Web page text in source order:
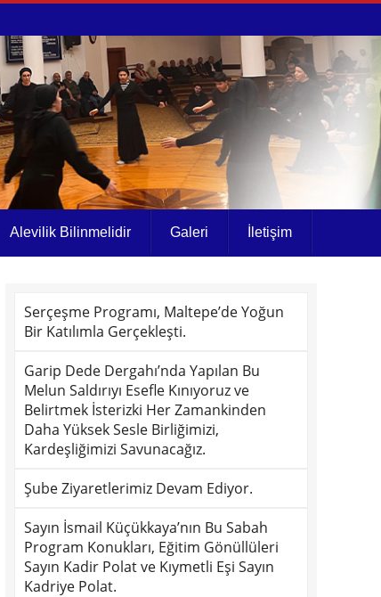
Alevilik Bilinmelidir Galeri İletişim
Serçeşme Programı, Maltepe’de Yoğun
Bir Katılımla Gerçekleşti.
Garip Dede Dergahı’nda Yapılan Bu
Melun Saldırıyı Esefle Kınıyoruz ve
Belirtmek İsterizki Her Zamankinden
Daha Yüksek Sesle Birliğimizi,
Kardeşliğimizi Savunacağız.
Şube Ziyaretlerimiz Devam Ediyor.
Sayın İsmail Küçükkaya’nın Bu Sabah
Program Konukları, Eğitim Gönüllüleri
Sayın Kadir Polat ve Kıymetli Eşi Sayın
Kadriye Polat.